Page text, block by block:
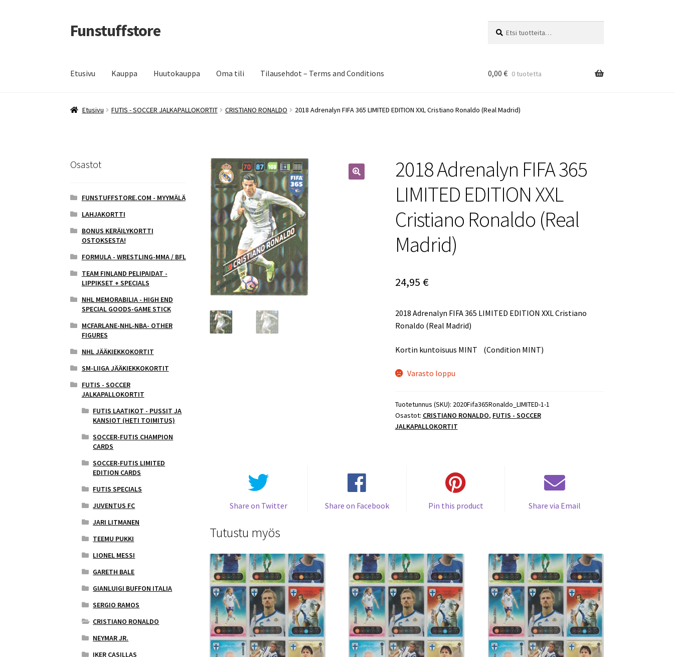
Siirry
navigointiin
Siirry
sisältöön
Funstuffstore
Etusivu Kauppa Huutokauppa Oma tili Tilausehdot – Terms and Conditions 0,00 € 0 tuotetta
Etusivu FUTIS - SOCCER JALKAPALLOKORTIT CRISTIANO RONALDO 2018 Adrenalyn FIFA 365 LIMITED EDITION XXL Cristiano Ronaldo (Real Madrid)
2018 Adrenalyn FIFA 365
LIMITED EDITION XXL
Cristiano Ronaldo (Real
Madrid)
24,95 €
2018 Adrenalyn FIFA 365 LIMITED EDITION XXL Cristiano
Ronaldo (Real Madrid)
Kortin kuntoisuus MINT (Condition MINT)
Varasto loppu
Tuotetunnus (SKU): 2020Fifa365Ronaldo_LIMITED-1-1
Osastot: CRISTIANO RONALDO, FUTIS - SOCCER
JALKAPALLOKORTIT
Share on Twitter Share on Facebook Pin this product Share via Email
Tutustu myös
Osastot
FUNSTUFFSTORE.COM - MYYMÄLÄ
LAHJAKORTTI
BONUS KERÄILYKORTTI
OSTOKSESTA!
FORMULA - WRESTLING-MMA / BFL
TEAM FINLAND PELIPAIDAT -
LIPPIKSET + SPECIALS
NHL MEMORABILIA - HIGH END
SPECIAL GOODS-GAME STICK
MCFARLANE-NHL-NBA- OTHER
FIGURES
NHL JÄÄKIEKKOKORTIT
SM-LIIGA JÄÄKIEKKOKORTIT
FUTIS - SOCCER
JALKAPALLOKORTIT
FUTIS LAATIKOT - PUSSIT JA
KANSIOT (HETI TOIMITUS)
SOCCER-FUTIS CHAMPION
CARDS
SOCCER-FUTIS LIMITED
EDITION CARDS
FUTIS SPECIALS
JUVENTUS FC
JARI LITMANEN
TEEMU PUKKI
LIONEL MESSI
GARETH BALE
GIANLUIGI BUFFON ITALIA
SERGIO RAMOS
CRISTIANO RONALDO
NEYMAR JR.
IKER CASILLAS